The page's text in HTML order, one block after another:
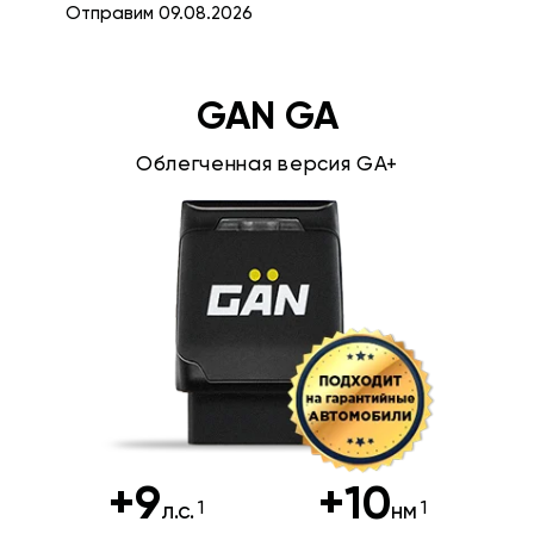
Отправим 09.08.2026
GAN GA
Облегченная версия GA+
+9л.с. +10нм